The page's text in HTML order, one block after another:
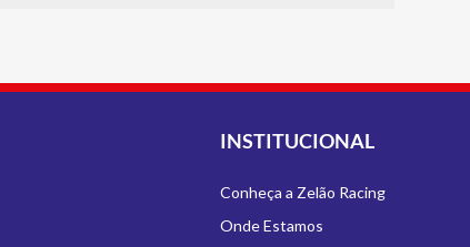
INSTITUCIONAL
Conheça a Zelão Racing
Onde Estamos